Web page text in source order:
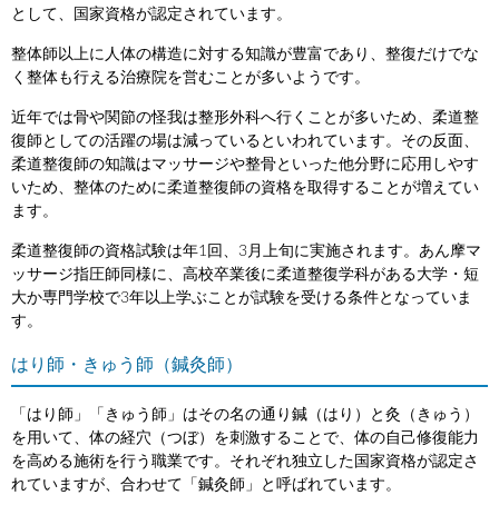
として、国家資格が認定されています。
整体師以上に人体の構造に対する知識が豊富であり、整復だけでな
く整体も行える治療院を営むことが多いようです。
近年では骨や関節の怪我は整形外科へ行くことが多いため、柔道整
復師としての活躍の場は減っているといわれています。その反面、
柔道整復師の知識はマッサージや整骨といった他分野に応用しやす
いため、整体のために柔道整復師の資格を取得することが増えてい
ます。
柔道整復師の資格試験は年1回、3月上旬に実施されます。あん摩マ
ッサージ指圧師同様に、高校卒業後に柔道整復学科がある大学・短
大か専門学校で3年以上学ぶことが試験を受ける条件となっていま
す。
はり師・きゅう師（鍼灸師）
「はり師」「きゅう師」はその名の通り鍼（はり）と灸（きゅう）
を用いて、体の経穴（つぼ）を刺激することで、体の自己修復能力
を高める施術を行う職業です。それぞれ独立した国家資格が認定さ
れていますが、合わせて「鍼灸師」と呼ばれています。